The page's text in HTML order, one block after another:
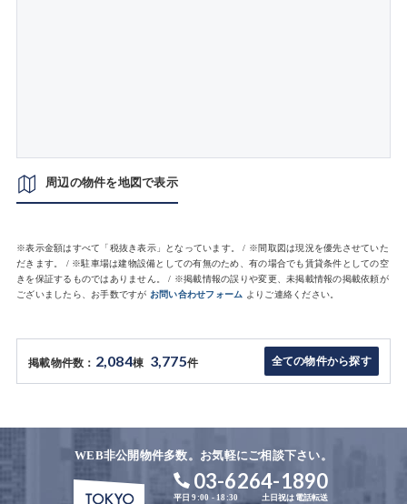
周辺の物件を地図で表示
※表示金額はすべて「税抜き表示」となっています。 / ※間取図は現況を優先させていた
だきます。 / ※駐車場は建物設備としての有無のため、有の場合でも賃貸条件としての空
きを保証するものではありません。 / ※掲載情報の誤りや変更、未掲載情報の掲載依頼が
ございましたら、お手数ですが お問い合わせフォーム よりご連絡ください。
掲載物件数： 2,084棟 3,775件 全ての物件から探す
WEB非公開物件多数。お気軽にご相談下さい。
03-6264-1890
平日 9:00 - 18:30 土日祝は電話転送